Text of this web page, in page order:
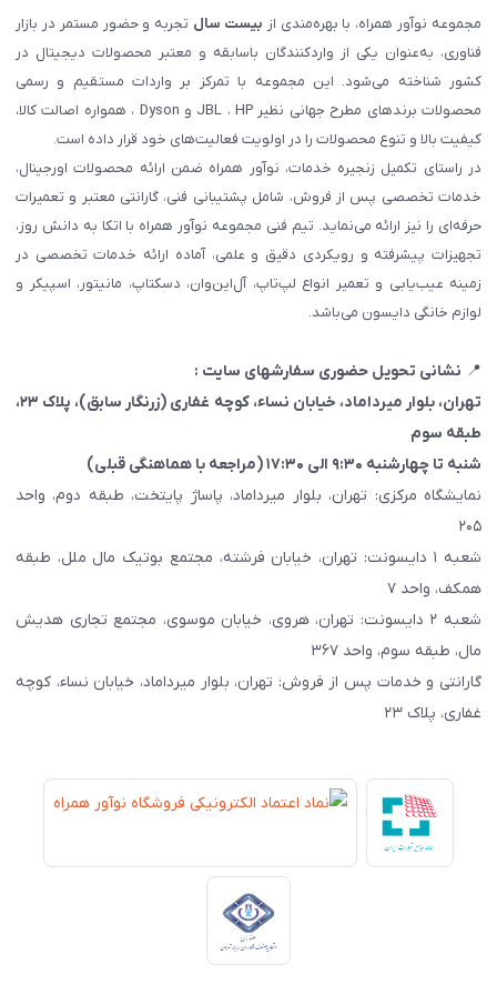
مجموعه نوآور همراه، با بهره‌مندی از بیست سال تجربه و حضور مستمر در بازار
فناوری، به‌عنوان یکی از واردکنندگان باسابقه و معتبر محصولات دیجیتال در
کشور شناخته می‌شود. این مجموعه با تمرکز بر واردات مستقیم و رسمی
محصولات برندهای مطرح جهانی نظیر JBL ، HP و Dyson ، همواره اصالت کالا،
کیفیت بالا و تنوع محصولات را در اولویت فعالیت‌های خود قرار داده است.
در راستای تکمیل زنجیره خدمات، نوآور همراه ضمن ارائه محصولات اورجینال،
خدمات تخصصی پس از فروش، شامل پشتیبانی فنی، گارانتی معتبر و تعمیرات
حرفه‌ای را نیز ارائه می‌نماید. تیم فنی مجموعه نوآور همراه با اتکا به دانش روز،
تجهیزات پیشرفته و رویکردی دقیق و علمی، آماده ارائه خدمات تخصصی در
زمینه عیب‌یابی و تعمیر انواع لپ‌تاپ، آل‌این‌وان، دسکتاپ، مانیتور، اسپیکر و
لوازم خانگی دایسون می‌باشد.
📍 نشانی تحویل حضوری سفارشهای سایت :
تهران، بلوار میرداماد، خیابان نساء، کوچه غفاری (زرنگار سابق)
، پلاک ۲۳،
طبقه سوم
شنبه تا چهارشنبه ۹:۳۰ الی ۱۷:۳۰ (مراجعه با هماهنگی قبلی)
نمایشگاه مرکزی: تهران، بلوار میرداماد، پاساژ پایتخت، طبقه دوم، واحد
۲۰۵
شعبه ۱ دایسونت: تهران، خیابان فرشته، مجتمع بوتیک مال ملل، طبقه
همکف، واحد ۷
شعبه ۲ دایسونت: تهران، هروی، خیابان موسوی، مجتمع تجاری هدیش
مال، طبقه سوم، واحد ۳۶۷
گارانتی و خدمات پس از فروش: تهران، بلوار میرداماد، خیابان نساء، کوچه
غفاری، پلاک ۲۳